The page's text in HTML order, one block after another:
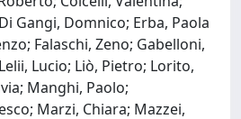
Gangi, Domnico; Erba, Paola
Falaschi, Zeno; Gabelloni,
Lucio; Liò, Pietro; Lorito,
Manghi, Paolo;
Marzi, Chiara; Mazzei,